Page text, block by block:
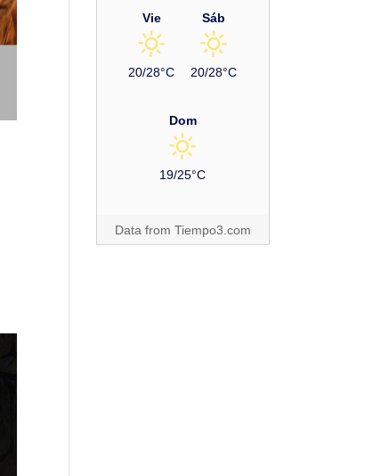
Vie
20/28°C
Sáb
20/28°C
Dom
19/25°C
Data from Tiempo3.com